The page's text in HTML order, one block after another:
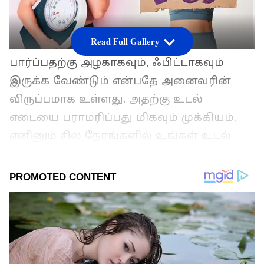
பார்ப்பதற்கு அழகாகவும், ஃபிட்டாகவும்
இருக்க வேண்டும் என்பதே அனைவரின்
விருப்பமாக உள்ளது. அதற்கு உடல்
எடையை பராமரிப்பது மிகவும் முக்கியம்.
எனினும் சில நேரங்களில் உங்கள் உடல்
குறைக்க பலரும் அறிவியல் பூர்வமற்ற
முறைகளையே நாடுகின்றனர்
ஏசியாநெட் தமிழ்-ஐ உங்கள் முதன்மைத்
தேர்வாக்குங்கள்
Read Full Gallery